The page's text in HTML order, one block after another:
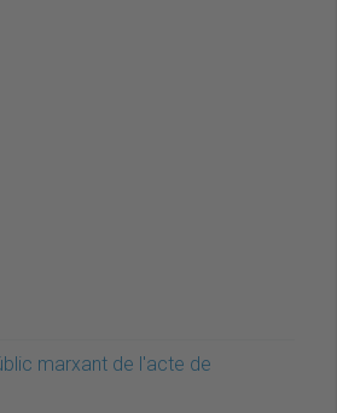
marxant de l'acte de